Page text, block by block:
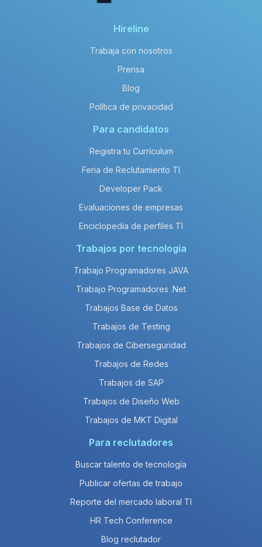
Hireline
Trabaja con nosotros
Prensa
Blog
Política de privacidad
Para candidatos
Registra tu Currículum
Feria de Reclutamiento TI
Developer Pack
Evaluaciones de empresas
Enciclopedia de perfiles TI
Trabajos por tecnología
Trabajo Programadores JAVA
Trabajo Programadores .Net
Trabajos Base de Datos
Trabajos de Testing
Trabajos de Ciberseguridad
Trabajos de Redes
Trabajos de SAP
Trabajos de Diseño Web
Trabajos de MKT Digital
Para reclutadores
Buscar talento de tecnología
Publicar ofertas de trabajo
Reporte del mercado laboral TI
HR Tech Conference
Blog reclutador